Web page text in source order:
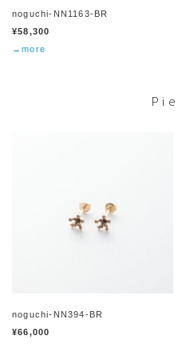
noguchi-NN1163-BR
¥58,300
→more
noguchi-NN394-BR
¥66,000